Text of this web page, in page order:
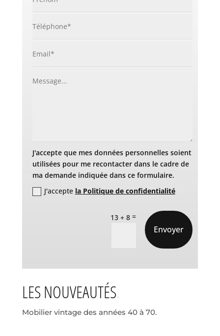
J'accepte que mes données personnelles soient
utilisées pour me recontacter dans le cadre de
ma demande indiquée dans ce formulaire.
J'accepte la Politique de confidentialité
13 + 8 =
Envoyer
LES NOUVEAUTÉS
Mobilier vintage des années 40 à 70.